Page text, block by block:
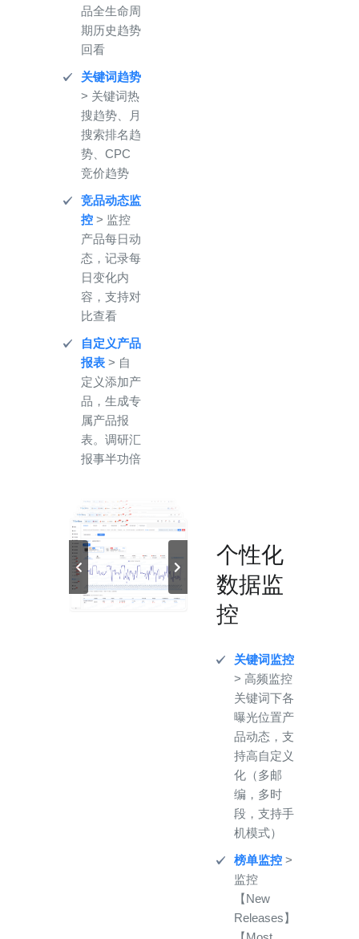
品全生命周
期历史趋势
回看
关键词趋势
> 关键词热
搜趋势、月
搜索排名趋
势、CPC
竞价趋势
竞品动态监
控 > 监控
产品每日动
态，记录每
日变化内
容，支持对
比查看
自定义产品
报表 > 自
定义添加产
品，生成专
属产品报
表。调研汇
报事半功倍
个性化
数据监
控
关键词监控
> 高频监控
关键词下各
曝光位置产
品动态，支
持高自定义
化（多邮
编，多时
段，支持手
机模式）
榜单监控 >
监控
【New
Releases】